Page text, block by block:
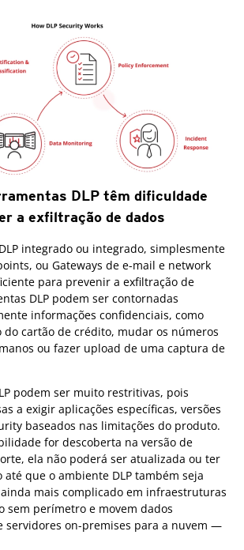
DLP têm dificuldade
a exfiltração de dados
integrado ou integrado, simplesmente
ou Gateways de e-mail e network
para prevenir a exfiltração de
DLP podem ser contornadas
informações confidenciais, como
cartão de crédito, mudar os números
ou fazer upload de uma captura de
podem ser muito restritivas, pois
a exigir aplicações específicas, versões
baseados nas limitações do produto.
for descoberta na versão de
ela não poderá ser atualizada ou ter
que o ambiente DLP também seja
mais complicado em infraestruturas
sem perímetro e movem dados
servidores on-premises para a nuvem —